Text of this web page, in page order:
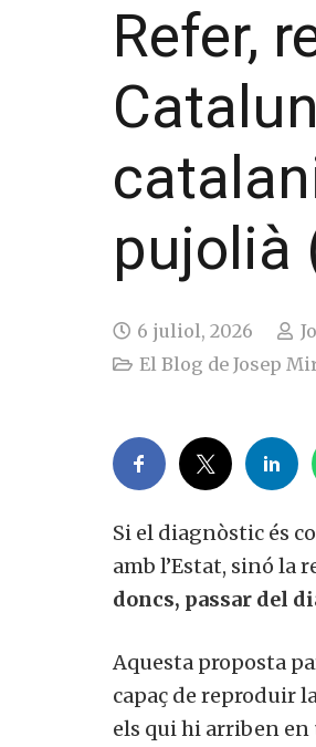
Refer,
pujolià
6 juliol, 2026
El Blog de Josep
Si el diagnòstic és
amb l’Estat, sinó la
doncs, passar del
Aquesta proposta
capaç de reproduir
els qui hi arriben